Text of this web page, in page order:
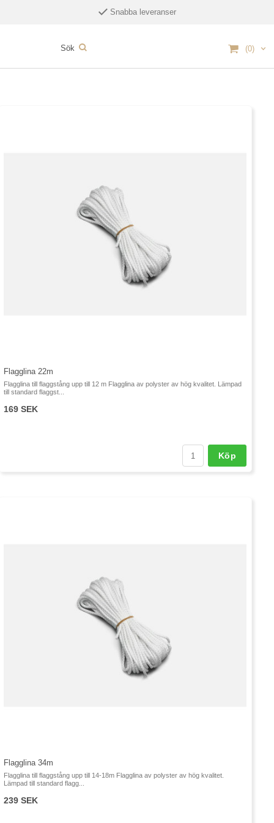
Snabba leveranser
(0)
Flagglina 22m
Flagglina till flaggstång upp till 12 m Flagglina av polyster av hög kvalitet. Lämpad
till standard flaggst...
169 SEK
Köp
Flagglina 34m
Flagglina till flaggstång upp till 14-18m Flagglina av polyster av hög kvalitet.
Lämpad till standard flagg...
239 SEK